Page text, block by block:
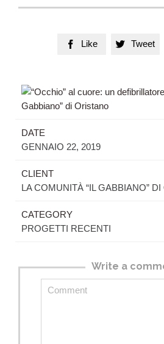
 Like  Tweet
DATE
GENNAIO 22, 2019
CLIENT
LA COMUNITÀ “IL GABBIANO”
CATEGORY
PROGETTI RECENTI
Write a